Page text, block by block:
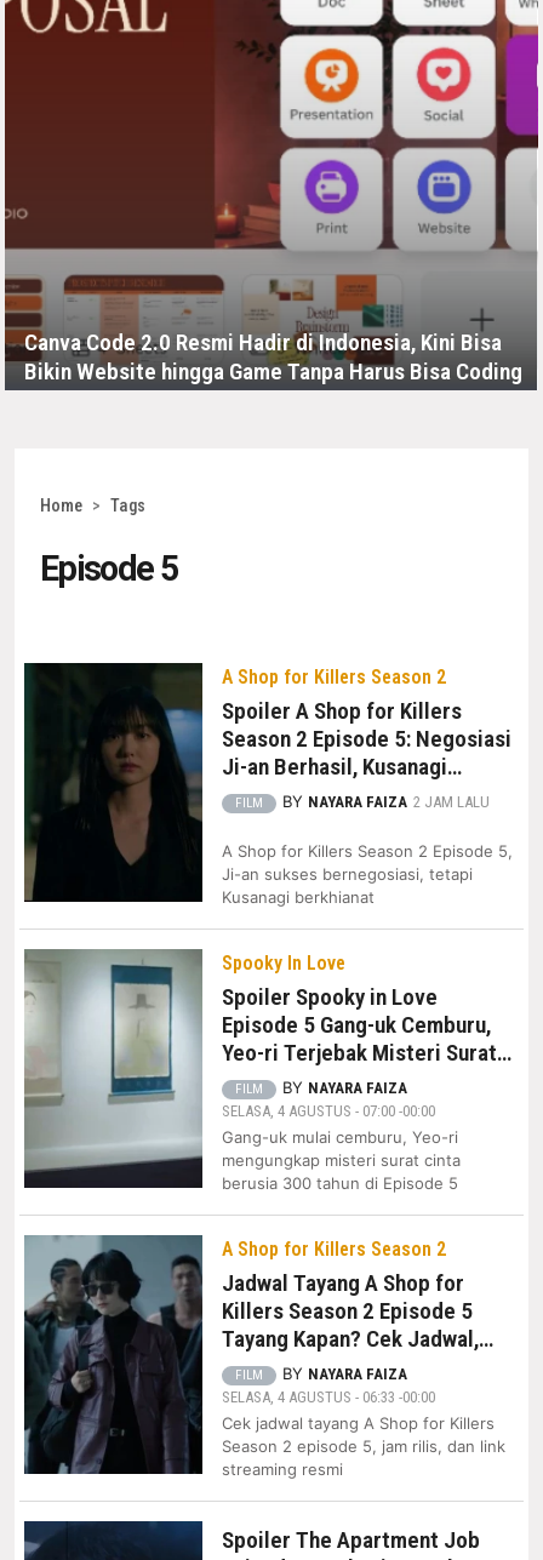
Canva Code 2.0 Resmi Hadir di Indonesia, Kini Bisa
Bikin Website hingga Game Tanpa Harus Bisa Coding
Home > Tags
Episode 5
A Shop for Killers Season 2
Spoiler A Shop for Killers
Season 2 Episode 5: Negosiasi
Ji-an Berhasil, Kusanagi
Ternyata Berkhianat
FILM BY NAYARA FAIZA 2 JAM LALU
A Shop for Killers Season 2 Episode 5,
Ji-an sukses bernegosiasi, tetapi
Kusanagi berkhianat
Spooky In Love
Spoiler Spooky in Love
Episode 5 Gang-uk Cemburu,
Yeo-ri Terjebak Misteri Surat
Cinta 300 Tahun
FILM BY NAYARA FAIZA
SELASA, 4 AGUSTUS - 07:00 -00:00
Gang-uk mulai cemburu, Yeo-ri
mengungkap misteri surat cinta
berusia 300 tahun di Episode 5
A Shop for Killers Season 2
Jadwal Tayang A Shop for
Killers Season 2 Episode 5
Tayang Kapan? Cek Jadwal,
Jam Rilis, dan Platform
Streaming
FILM BY NAYARA FAIZA
SELASA, 4 AGUSTUS - 06:33 -00:00
Cek jadwal tayang A Shop for Killers
Season 2 episode 5, jam rilis, dan link
streaming resmi
Spoiler The Apartment Job